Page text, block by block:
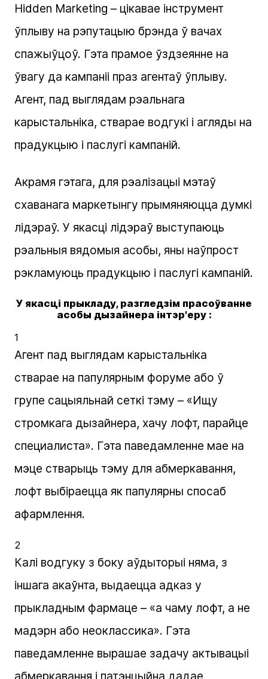
Hidden Marketing – цікавае інструмент
ўплыву на рэпутацыю брэнда ў вачах
спажыўцоў. Гэта прамое ўздзеянне на
ўвагу да кампаніі праз агентаў ўплыву.
Агент, пад выглядам рэальнага
карыстальніка, стварае водгукі і агляды на
прадукцыю і паслугі кампаній.
Акрамя гэтага, для рэалізацыі мэтаў
схаванага маркетынгу прымяняюцца думкі
лідэраў. У якасці лідэраў выступаюць
рэальныя вядомыя асобы, яны наўпрост
рэкламуюць прадукцыю і паслугі кампаній.
У якасці прыкладу, разгледзім прасоўванне
асобы дызайнера інтэр'еру :
1
Агент пад выглядам карыстальніка
стварае на папулярным форуме або ў
групе сацыяльнай сеткі тэму – «Ищу
стромкага дызайнера, хачу лофт, парайце
специалиста». Гэта паведамленне мае на
мэце стварыць тэму для абмеркавання,
лофт выбіраецца як папулярны спосаб
афармлення.
2
Калі водгуку з боку аўдыторыі няма, з
іншага акаўнта, выдаецца адказ у
прыкладным фармаце – «а чаму лофт, а не
мадэрн або неоклассика». Гэта
паведамленне вырашае задачу актывацыі